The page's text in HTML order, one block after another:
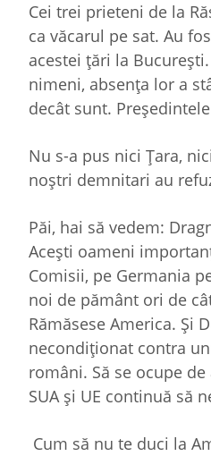
Cei trei prieteni de la
ca văcarul pe sat. Au
acestei ţări la
nimeni, absenţa lor a
decât sunt.
Nu s-a pus nici Ţara,
noştri demnitari au
Păi, hai să vedem:
Aceşti oameni
Comisii, pe Germania
noi de pământ ori de
Rămăsese America. Şi
necondiţionat contra
români. Să se ocupe
SUA şi UE continuă să
Cum să nu te duci la